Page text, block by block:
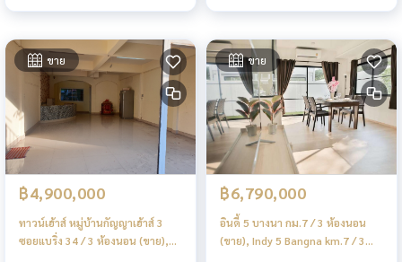
ขาย
฿4,900,000
ทาวน์เฮ้าส์ หมู่บ้านกัญญาเฮ้าส์ 3
ซอยแบริ่ง 34 / 3 ห้องนอน (ขาย),
ขาย
฿6,790,000
อินดี้ 5 บางนา กม.7 / 3 ห้องนอน
(ขาย), Indy 5 Bangna km.7 / 3